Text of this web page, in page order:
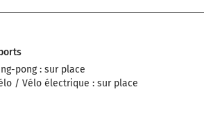
pong : sur place
/ Vélo électrique : sur place